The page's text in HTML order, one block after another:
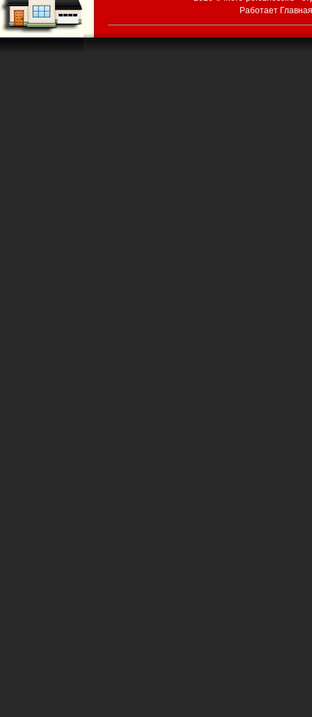
Работает